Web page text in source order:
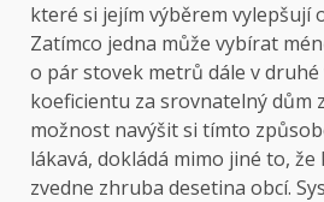
které si jejím výběrem vylepšují
Zatímco jedna může vybírat
o pár stovek metrů dále v druhé
koeficientu za srovnatelný dům
možnost navýšit si tímto
lákavá, dokládá mimo jiné to,
zvedne zhruba desetina obcí.